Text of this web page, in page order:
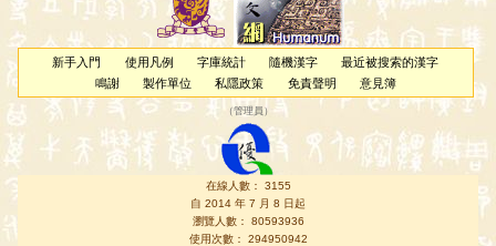
新手入門 使用凡例 字庫統計 隨機漢字
最近被搜索的漢字
鳴謝
製作單位 私隱政策 免責聲明 意見簿
（管理員 ）
在線人數： 3155
自 2014 年 7 月 8 日起
瀏覽人數： 80593936
使用次數： 294950942